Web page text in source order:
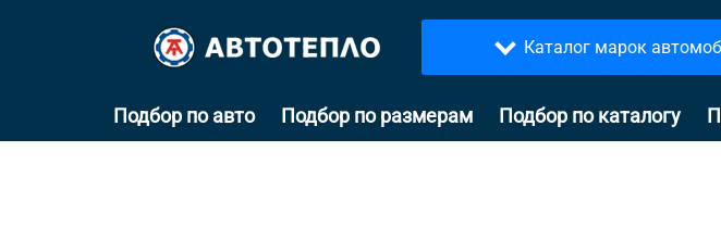
Каталог марок
Подбор по авто Подбор по размерам Подбор по каталогу